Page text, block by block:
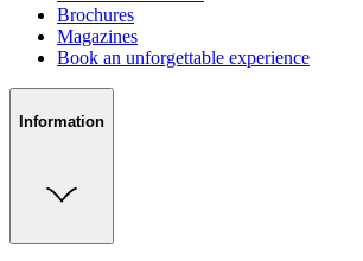
Brochures
Magazines
Book an unforgettable experience
Information